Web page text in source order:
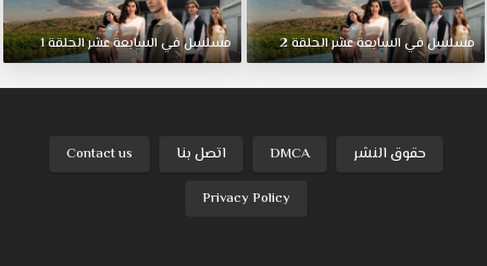
مسلسل في السابعة عشر الحلقة 2 مسلسل في السابعة عشر الحلقة 1
حقوق النشر DMCA اتصل بنا Contact us
Privacy Policy